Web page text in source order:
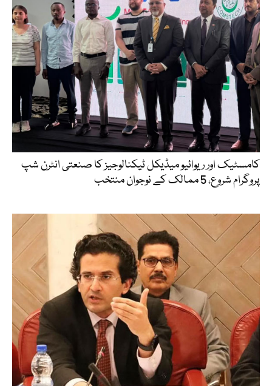
کامسٹیک اور ریوائیو میڈیکل ٹیکنالوجیز کا صنعتی انٹرن شپ
پروگرام شروع، 5 ممالک کے نوجوان منتخب